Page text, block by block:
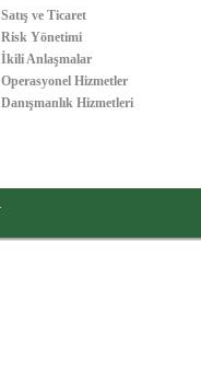
Satış ve Ticaret
Risk Yönetimi
İkili Anlaşmalar
Operasyonel Hizmetler
Danışmanlık Hizmetleri